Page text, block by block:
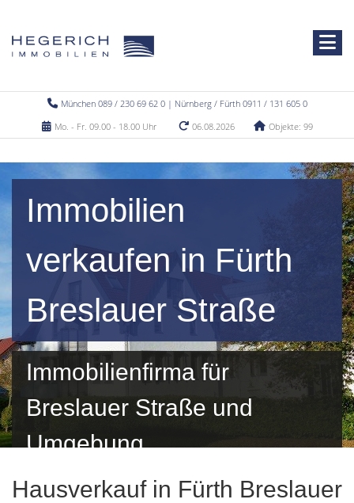
München 089 / 230 69 62 0 | Nürnberg / Fürth 0911 / 131 605 0
Mo. - Fr. 09.00 - 18.00 Uhr
06.08.2026 Objekte: 99
Immobilien
verkaufen in Fürth
Breslauer Straße
Immobilienfirma für
Breslauer Straße und
Umgebung
Hausverkauf in Fürth Breslauer